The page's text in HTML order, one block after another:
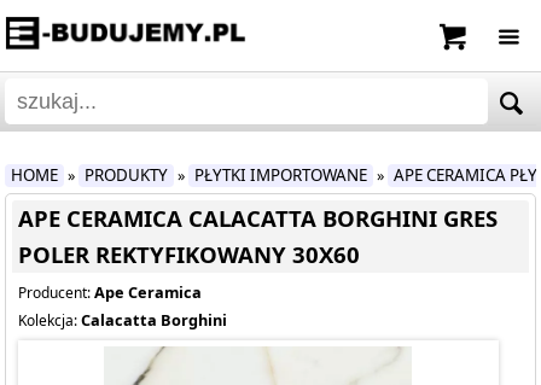
HOME » PRODUKTY » PŁYTKI IMPORTOWANE » APE CERAMICA
APE CERAMICA CALACATTA BORGHINI GRES
POLER REKTYFIKOWANY 30X60
Producent:Ape Ceramica
Kolekcja:Calacatta Borghini